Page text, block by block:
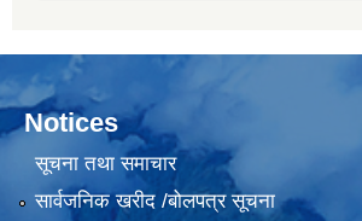
Notices
सूचना तथा समाचार
सार्वजनिक खरीद /बोलपत्र सूचना